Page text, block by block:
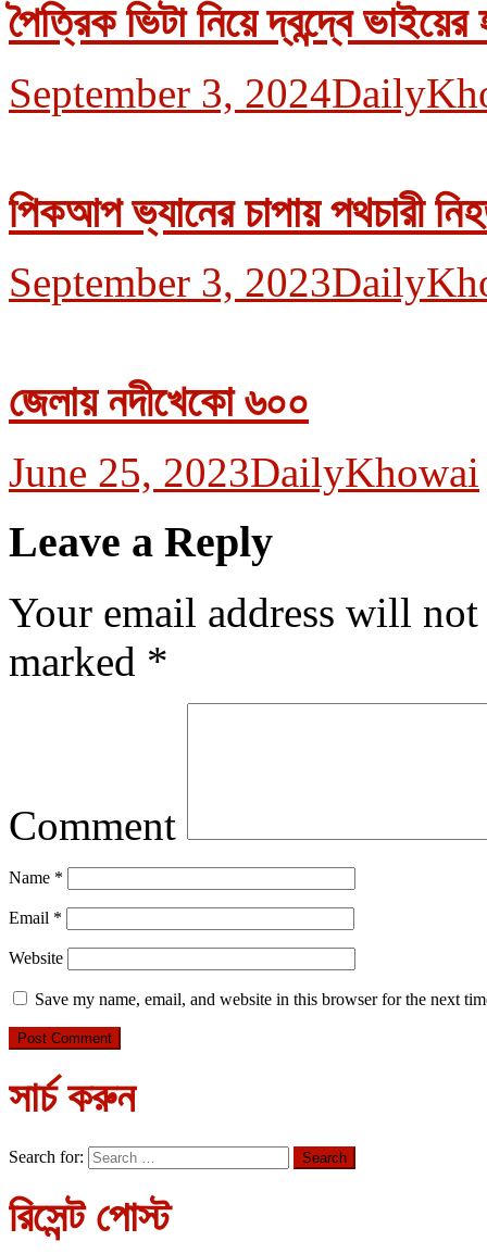
পৈত্রিক ভিটা নিয়ে দ্বন্দ্বে
September 3, 2024
পিকআপ ভ্যানের চাপায় পথচারী
September 3, 2023
জেলায় নদীখেকো ৬০০
June 25, 2023DailyKhowai
Leave a Reply
Your email address will
marked *
Comment
Name *
Email *
Website
Save my name, email, and website in this browser for the next
সার্চ করুন
Search for:
রিসেন্ট পোস্ট